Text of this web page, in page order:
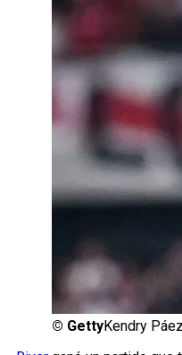
© GettyKendry Páez